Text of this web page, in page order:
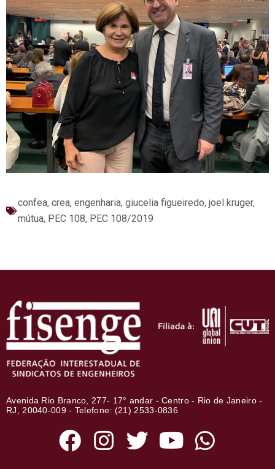
confea, crea, engenharia, giucelia figueiredo, joel kruger,
mútua, PEC 108, PEC 108/2019
Avenida Rio Branco, 277- 17° andar - Centro - Rio de Janeiro -
RJ, 20040-009 - Telefone: (21) 2533-0836